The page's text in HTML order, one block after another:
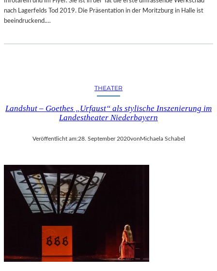
E
-
E
F
G
E
S
nach Lagerfelds Tod 2019. Die Präsentation in der Moritzburg in Halle ist
beeindruckend.…
THEATER
Landshut – Goethes „Urfaust“ als stylische Inszenierung im
Landestheater Niederbayern
Veröffentlicht am:28. September 2020vonMichaela Schabel